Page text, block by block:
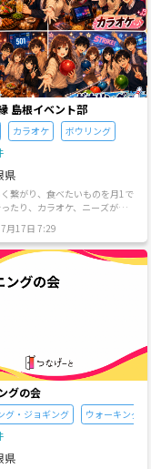
9/4 9/5
島根イベント部
カラオケ ボウリング
県
繋がり、食べたいものを月1で
たり、カラオケ、ニーズがあ
の部活動です🍴🍕 運営者は
市在住、メイン開催は松江駅
していま
は街コンとは関係無く個人的
みですので参加費等も実費+数百
』『年齢層』『好きなジャン
ルギーの有無』を教えてくだ
れば時間はかかるかもしれま
す🍵 ⚠️なお勧誘行為は
元なので、まずは私に相談し
。他サークルの紹介をしたい
ば一報いただければ問題ない
月17日 7:29
グの会
グ・ジョギング ウォーキング
県